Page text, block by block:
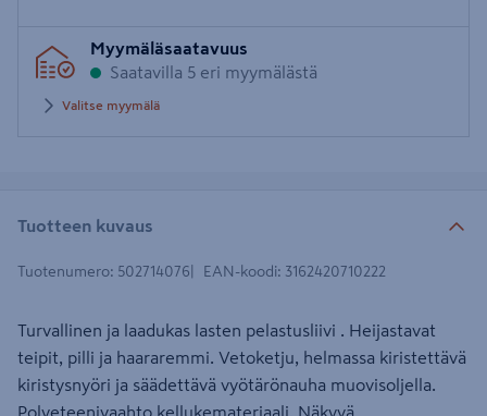
postinumero
Myymäläsaatavuus
Saatavilla 5 eri myymälästä
Valitse myymälä
Tuotteen kuvaus
Tuotenumero: 502714076 EAN-koodi: 3162420710222
Turvallinen ja laadukas lasten pelastusliivi . Heijastavat
teipit, pilli ja haararemmi. Vetoketju, helmassa kiristettävä
kiristysnyöri ja säädettävä vyötärönauha muovisoljella.
Polyeteenivaahto kellukemateriaali. Näkyvä